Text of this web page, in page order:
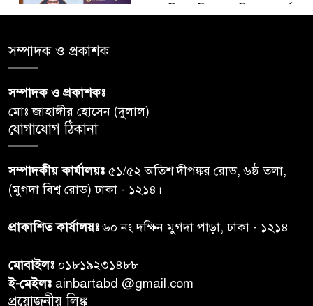
পেশ
৬
তদন্ত শেষ পর্যায়ে, দ্রুত চার্জশিট
৭
রাতের মধ্যে ঢাকাসহ ১০ অঞ্চলে
ঝড়বৃষ্টির পূর্বাভাস
৮
প্রধানমন্ত্রীর সঙ্গে দেখা করে স্বপ্নপূরণ
৯
সম্পাদক ও প্রকাশক
সম্পাদক ও প্রকাশকঃ
মোঃ জাহাঙ্গীর হোসেন (দুলাল)
যোগাযোগ ঠিকানা
সম্পাদকীয় কার্যালয়ঃ ৫১/৫২ অতিশ দীপঙ্কর রোড, ৬ষ্ঠ তলা,
(মুগদা বিশ্ব রোড) ঢাকা - ১২১৪।
প্রাকাশিত কার্যালয়ঃ৬০ নং দক্ষিন মুগদা পাড়া, ঢাকা - ১২১৪
মোবাইলঃ ০১৮১৯২৩১৪৮৮
ই-মেইলঃ ainbartabd @gmail.com
প্রয়োজনীয় লিঙ্ক